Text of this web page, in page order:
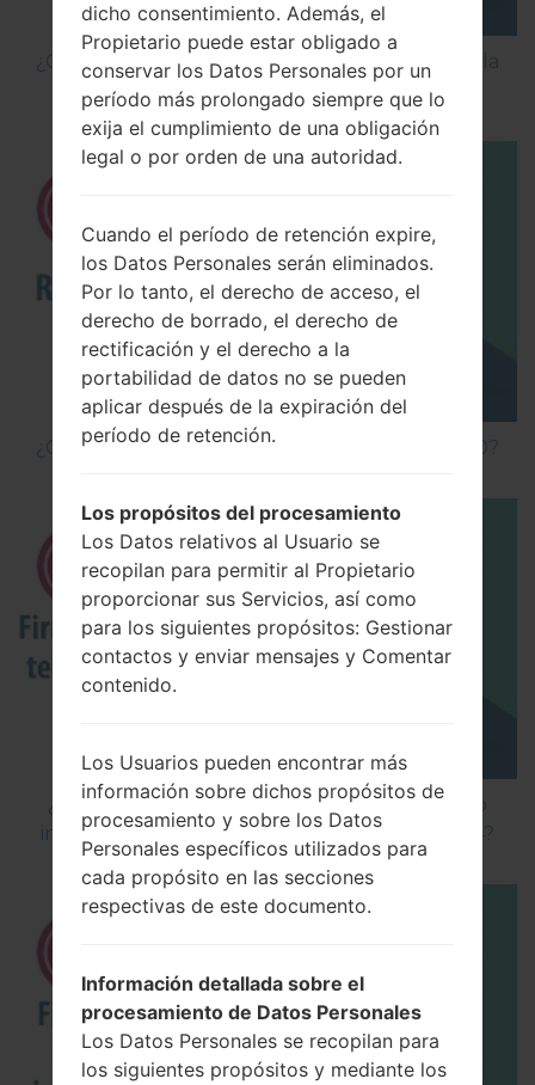
¿Cómo Activar las Opciones de Desarrollador y la
Depuración USB en LG?
¿Cómo hacer Reinicio Completo en LG G5 H850?
¿Cómo instalar Firmware Oficial en el teléfono
inteligente de LG mediante LG Flash Tool 2014?
dicho consentimiento. Además, el
Propietario puede estar obligado a
conservar los Datos Personales por un
período más prolongado siempre que lo
exija el cumplimiento de una obligación
legal o por orden de una autoridad.
Cuando el período de retención expire,
los Datos Personales serán eliminados.
Por lo tanto, el derecho de acceso, el
derecho de borrado, el derecho de
rectificación y el derecho a la
portabilidad de datos no se pueden
aplicar después de la expiración del
período de retención.
Los propósitos del procesamiento
Los Datos relativos al Usuario se
recopilan para permitir al Propietario
proporcionar sus Servicios, así como
para los siguientes propósitos: Gestionar
contactos y enviar mensajes y Comentar
contenido.
Los Usuarios pueden encontrar más
información sobre dichos propósitos de
procesamiento y sobre los Datos
Personales específicos utilizados para
cada propósito en las secciones
respectivas de este documento.
Información detallada sobre el
procesamiento de Datos Personales
Los Datos Personales se recopilan para
los siguientes propósitos y mediante los